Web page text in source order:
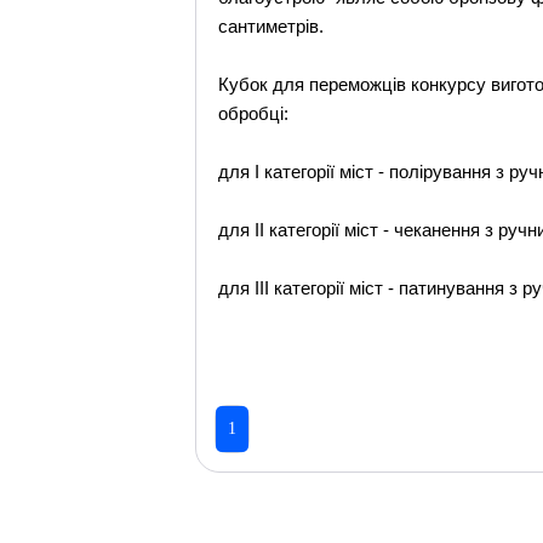
сантиметрів.
Кубок для переможців конкурсу
обробці:
для I категорії міст - полірування з
для II категорії міст - чеканення з
для III категорії міст - патинування з
1